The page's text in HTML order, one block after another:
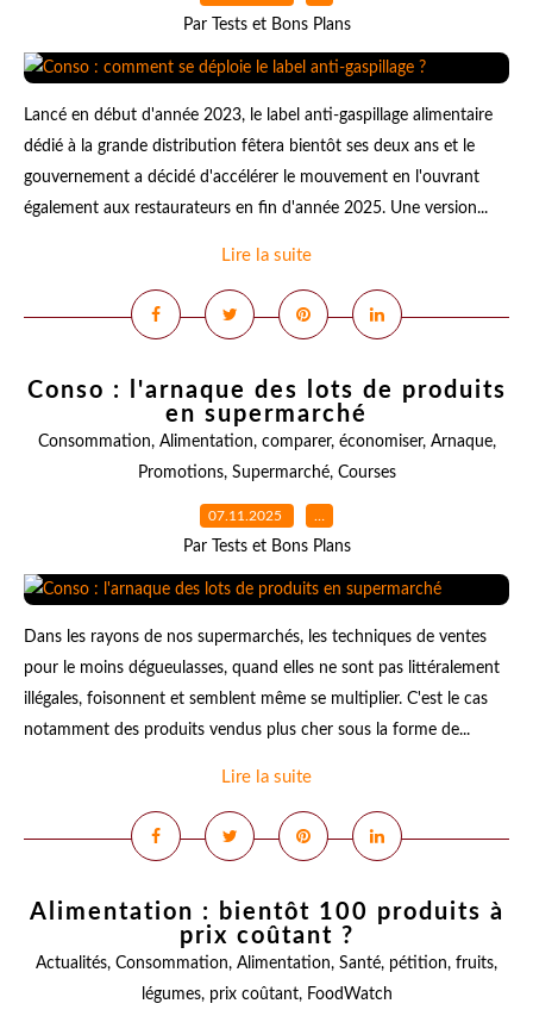
Par Tests et Bons Plans
Lancé en début d'année 2023, le label anti-gaspillage alimentaire
dédié à la grande distribution fêtera bientôt ses deux ans et le
gouvernement a décidé d'accélérer le mouvement en l'ouvrant
également aux restaurateurs en fin d'année 2025. Une version...
Lire la suite
Conso : l'arnaque des lots de produits
en supermarché
Consommation, Alimentation, comparer, économiser, Arnaque,
Promotions, Supermarché, Courses
07.11.2025 …
Par Tests et Bons Plans
Dans les rayons de nos supermarchés, les techniques de ventes
pour le moins dégueulasses, quand elles ne sont pas littéralement
illégales, foisonnent et semblent même se multiplier. C'est le cas
notamment des produits vendus plus cher sous la forme de...
Lire la suite
Alimentation : bientôt 100 produits à
prix coûtant ?
Actualités, Consommation, Alimentation, Santé, pétition, fruits,
légumes, prix coûtant, FoodWatch